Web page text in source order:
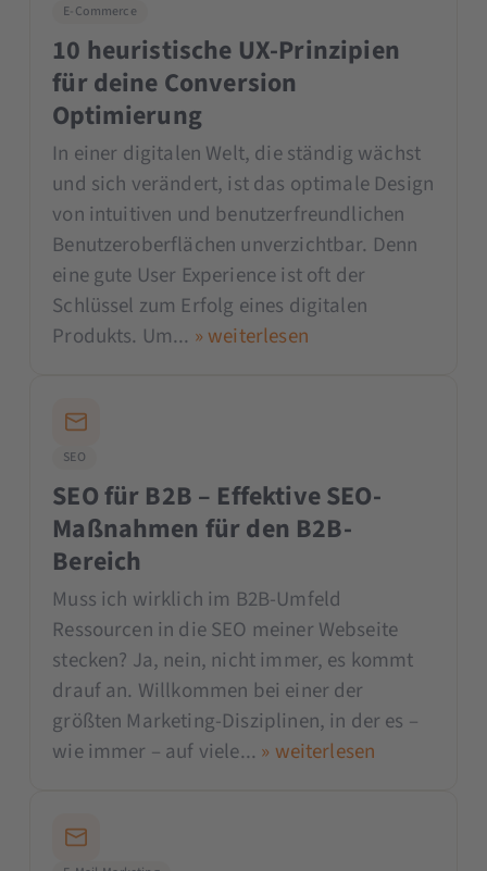
E-Commerce
10 heuristische UX-Prinzipien
für deine Conversion
Optimierung
In einer digitalen Welt, die ständig wächst
und sich verändert, ist das optimale Design
von intuitiven und benutzerfreundlichen
Benutzeroberflächen unverzichtbar. Denn
eine gute User Experience ist oft der
Schlüssel zum Erfolg eines digitalen
Produkts. Um... » weiterlesen
SEO
SEO für B2B – Effektive SEO-
Maßnahmen für den B2B-
Bereich
Muss ich wirklich im B2B-Umfeld
Ressourcen in die SEO meiner Webseite
stecken? Ja, nein, nicht immer, es kommt
drauf an. Willkommen bei einer der
größten Marketing-Disziplinen, in der es –
wie immer – auf viele... » weiterlesen